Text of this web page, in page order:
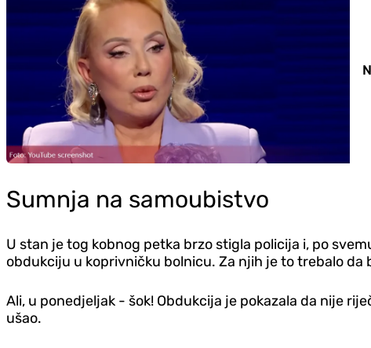
Sumnja na samoubistvo
U stan je tog kobnog petka brzo stigla policija i, po
obdukciju u koprivničku bolnicu. Za njih je to trebalo
Ali, u ponedjeljak - šok! Obdukcija je pokazala da nije
ušao.